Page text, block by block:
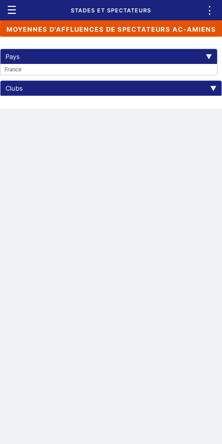
☰ STADES ET SPECTATEURS ⋮
MOYENNES D'AFFLUENCES DE SPECTATEURS AC-AMIENS
Pays ▼
France
Clubs ▼